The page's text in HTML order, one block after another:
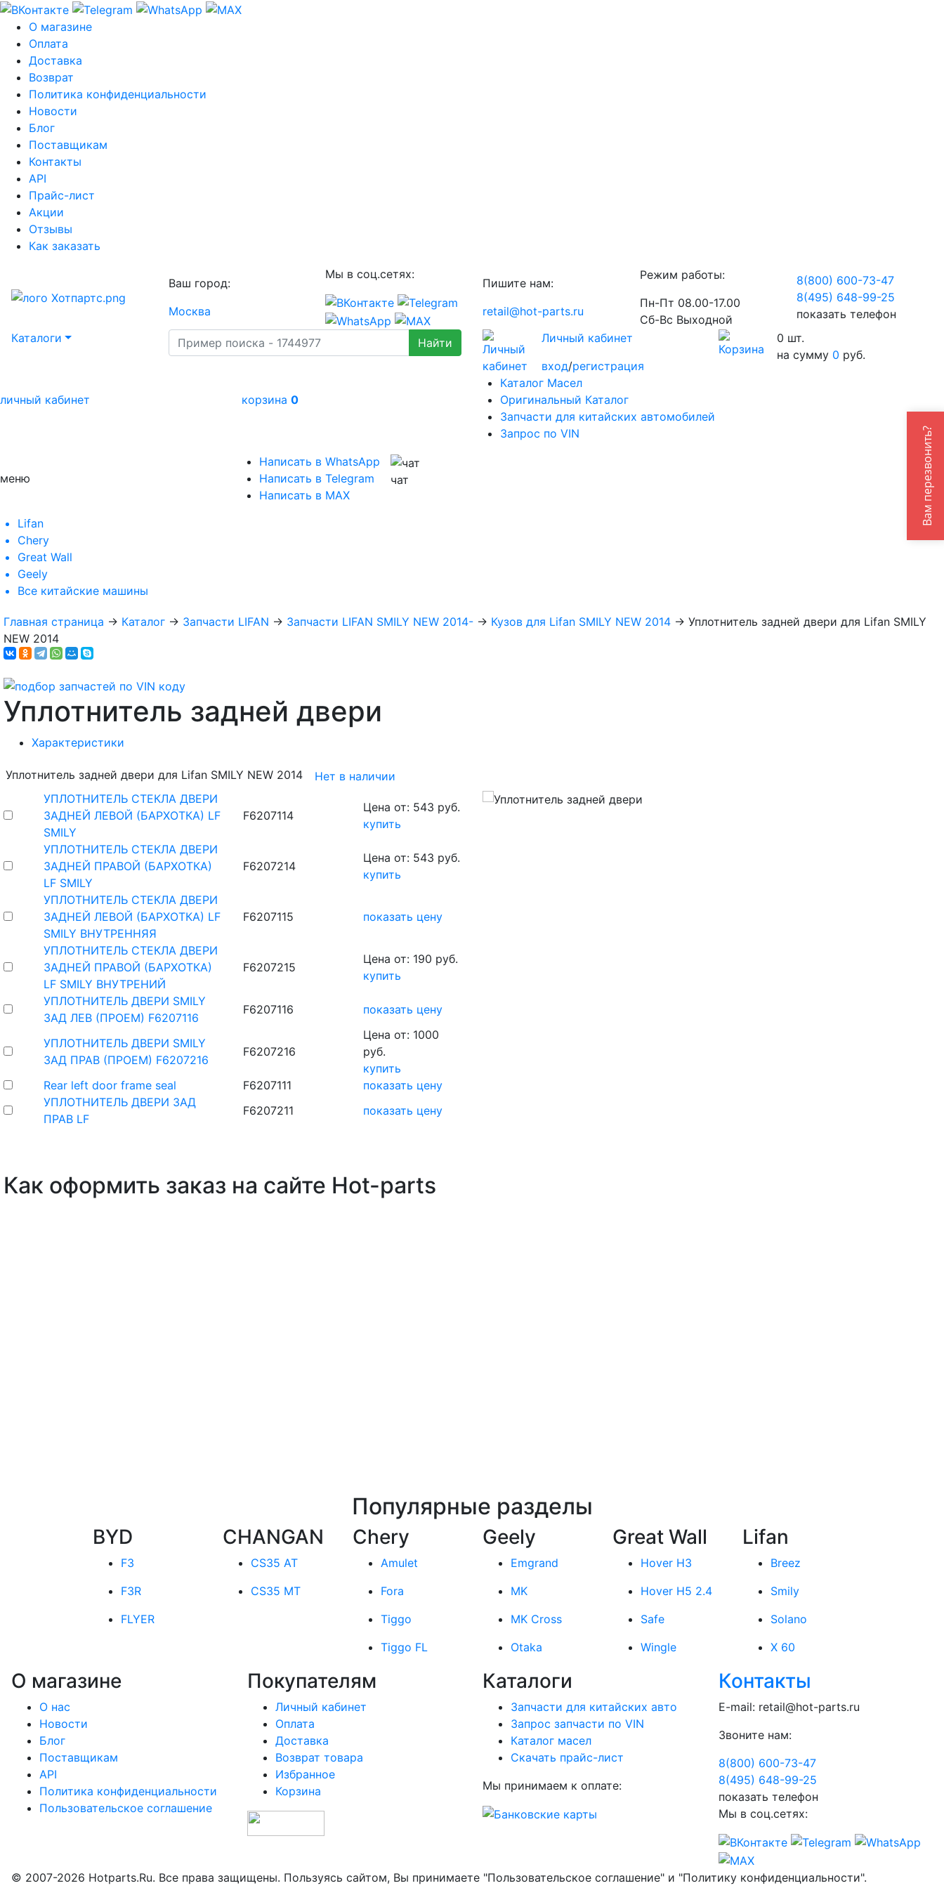
О магазине
Оплата
Доставка
Возврат
Политика конфиденциальности
Новости
Блог
Поставщикам
Контакты
API
Прайс-лист
Акции
Отзывы
Как заказать
Ваш город:
Москва
Мы в соц.сетях:
Пишите нам:
retail@hot-parts.ru
Режим работы:
Пн-Пт 08.00-17.00
Сб-Вс Выходной
8(800) 600-73-47
8(495) 648-99-25
показать телефон
Каталоги
Личный кабинет
вход/регистрация
0 шт.
на сумму 0 руб.
личный кабинет корзина 0
Каталог Масел
Оригинальный Каталог
Запчасти для китайских автомобилей
Запрос по VIN
меню
Написать в WhatsApp
Написать в Telegram
Написать в MAX
чат
Lifan
Chery
Great Wall
Geely
Все китайские машины
Главная страница → Каталог → Запчасти LIFAN → Запчасти LIFAN SMILY NEW 2014- → Кузов для Lifan SMILY NEW 2014 → Уплотнитель задней двери для Lifan SMILY
NEW 2014
Уплотнитель задней двери
Характеристики
Уплотнитель задней двери для Lifan SMILY NEW 2014
Нет в наличии
УПЛОТНИТЕЛЬ СТЕКЛА ДВЕРИ
ЗАДНЕЙ ЛЕВОЙ (БАРХОТКА) LF
SMILY
F6207114
Цена от: 543 руб.
купить
УПЛОТНИТЕЛЬ СТЕКЛА ДВЕРИ
ЗАДНЕЙ ПРАВОЙ (БАРХОТКА)
LF SMILY
F6207214
Цена от: 543 руб.
купить
УПЛОТНИТЕЛЬ СТЕКЛА ДВЕРИ
ЗАДНЕЙ ЛЕВОЙ (БАРХОТКА) LF
SMILY ВНУТРЕННЯЯ
F6207115 показать цену
УПЛОТНИТЕЛЬ СТЕКЛА ДВЕРИ
ЗАДНЕЙ ПРАВОЙ (БАРХОТКА)
LF SMILY ВНУТРЕНИЙ
F6207215
Цена от: 190 руб.
купить
УПЛОТНИТЕЛЬ ДВЕРИ SMILY
ЗАД ЛЕВ (ПРОЕМ) F6207116
F6207116 показать цену
УПЛОТНИТЕЛЬ ДВЕРИ SMILY
ЗАД ПРАВ (ПРОЕМ) F6207216
F6207216
Цена от: 1000
руб.
купить
Rear left door frame seal
F6207111
показать цену
УПЛОТНИТЕЛЬ ДВЕРИ ЗАД
ПРАВ LF
F6207211 показать цену
Как оформить заказ на сайте Hot-parts
Популярные разделы
BYD
F3
F3R
FLYER
CHANGAN
CS35 AT
CS35 MT
Chery
Amulet
Fora
Tiggo
Tiggo FL
Geely
Emgrand
MK
MK Cross
Otaka
Great Wall
Hover H3
Hover H5 2.4
Safe
Wingle
Lifan
Breez
Smily
Solano
X 60
О магазине
О нас
Новости
Блог
Поставщикам
API
Политика конфиденциальности
Пользовательское соглашение
Покупателям
Личный кабинет
Оплата
Доставка
Возврат товара
Избранное
Корзина
Каталоги
Запчасти для китайских авто
Запрос запчасти по VIN
Каталог масел
Скачать прайс-лист
Мы принимаем к оплате:
Контакты
E-mail: retail@hot-parts.ru
Звоните нам:
8(800) 600-73-47
8(495) 648-99-25
показать телефон
Мы в соц.сетях:
© 2007-2026 Hotparts.Ru. Все права защищены. Пользуясь сайтом, Вы принимаете "Пользовательское соглашение" и "Политику конфиденциальности".
Вам перезвонить?